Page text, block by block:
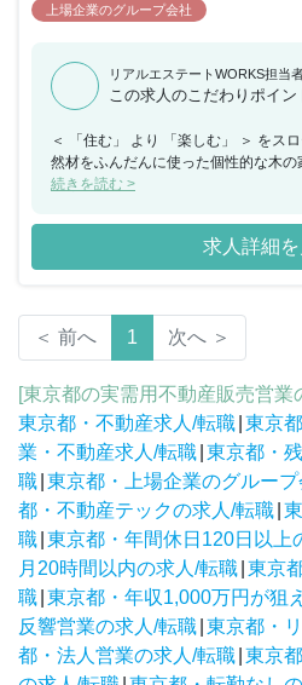
上場企業のグループ会社
リアルエステートWORKS担当
この求人のこだわりポイン
＜ 「住む」 より 「楽しむ」 ＞ をス
然材をふんだんに使った個性的な木の
家で暮らして感じる幸せ＝「ユーザー
続きを読む >
求人詳細を
＜ 前へ 1 次へ ＞
[東京都の実需用不動産販売営業
東京都・不動産求人/転職 東京
業・不動産求人/転職 東京都・
職 東京都・上場企業のグルー
都・不動産テックの求人/転職
職 東京都・年間休日120日以上
月20時間以内の求人/転職 東京
職 東京都・年収1,000万円が狙
反響営業の求人/転職 東京都・
都・法人営業の求人/転職 東京